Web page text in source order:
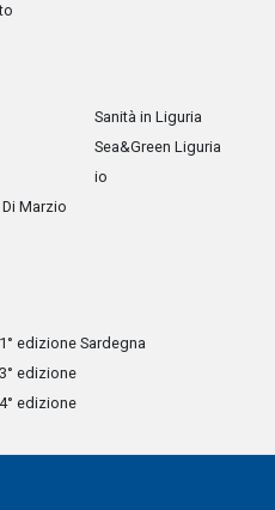
Marzio
Sanità in Liguria
Sea&Green Liguria
io
edizione Sardegna
edizione
edizione